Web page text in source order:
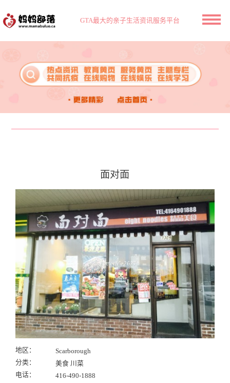
GTA最大的亲子生活资讯服务平台
面对面
地区：
Scarborough
分类：
美食 川菜
电话：
416-490-1888